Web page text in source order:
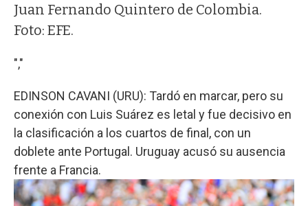
Juan Fernando Quintero de Colombia.
Foto: EFE.
","
EDINSON CAVANI (URU): Tardó en marcar, pero su
conexión con Luis Suárez es letal y fue decisivo en
la clasificación a los cuartos de final, con un
doblete ante Portugal. Uruguay acusó su ausencia
frente a Francia.